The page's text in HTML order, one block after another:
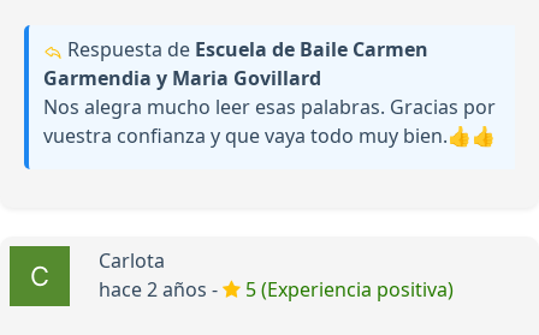
Respuesta de Escuela de Baile Carmen
Garmendia y Maria Govillard
Nos alegra mucho leer esas palabras. Gracias por
vuestra confianza y que vaya todo muy bien.👍👍
Carlota
hace 2 años -
5 (Experiencia positiva)